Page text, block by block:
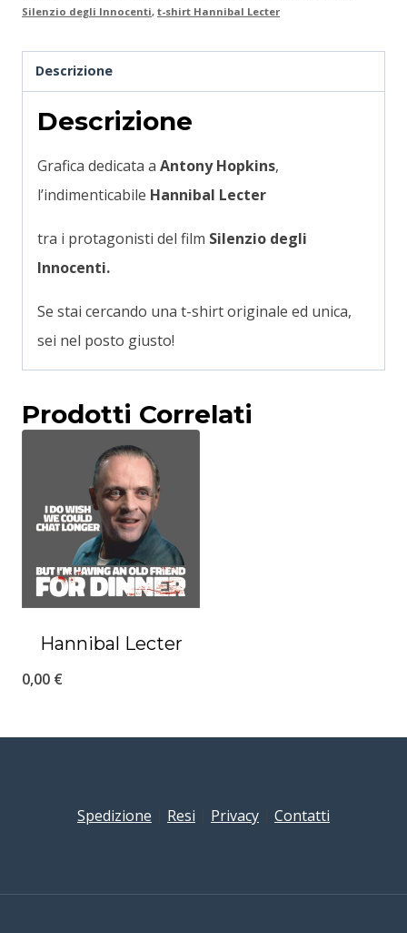
Silenzio degli Innocenti, t-shirt Hannibal Lecter
Descrizione
Descrizione
Grafica dedicata a Antony Hopkins,
l’indimenticabile Hannibal Lecter
tra i protagonisti del film Silenzio degli
Innocenti.
Se stai cercando una t-shirt originale ed unica,
sei nel posto giusto!
Prodotti Correlati
Hannibal Lecter
0,00 €
Spedizione Resi Privacy Contatti